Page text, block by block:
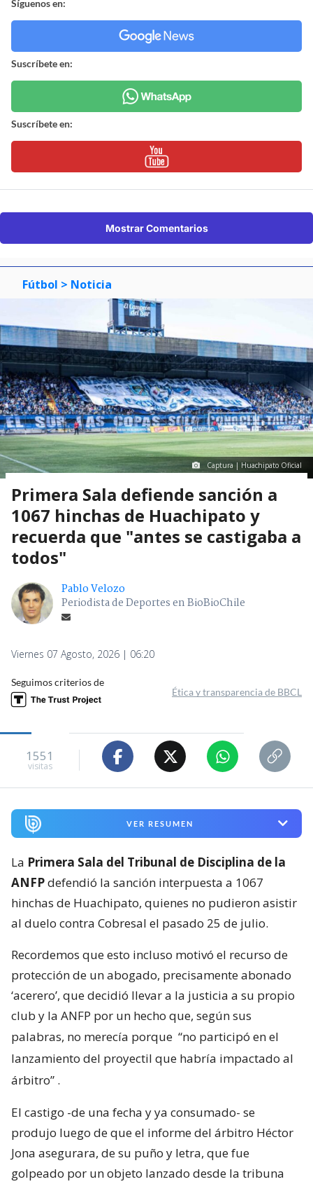
Síguenos en:
Suscríbete en:
Suscríbete en:
Mostrar Comentarios
Fútbol > Noticia
Captura | Huachipato Oficial
Primera Sala defiende sanción a
1067 hinchas de Huachipato y
recuerda que "antes se castigaba a
todos"
Pablo Velozo
Periodista de Deportes en BioBioChile
Viernes 07 Agosto, 2026 | 06:20
Seguimos criterios de
Ética y transparencia de BBCL
1551
visitas
VER RESUMEN
La Primera Sala del Tribunal de Disciplina de la
ANFPdefendió la sanción interpuesta a 1067
hinchas de Huachipato, quienes no pudieron asistir
al duelo contra Cobresal el pasado 25 de julio.
Recordemos que esto incluso motivó el recurso de
protección de un abogado, precisamente abonado
‘acerero’, que decidió llevar a la justicia a su propio
club y la ANFP por un hecho que, según sus
palabras, no merecía porque “no participó en el
lanzamiento del proyectil que habría impactado al
árbitro” .
El castigo -de una fecha y ya consumado- se
produjo luego de que el informe del árbitro Héctor
Jona asegurara, de su puño y letra, que fue
golpeado por un objeto lanzado desde la tribuna